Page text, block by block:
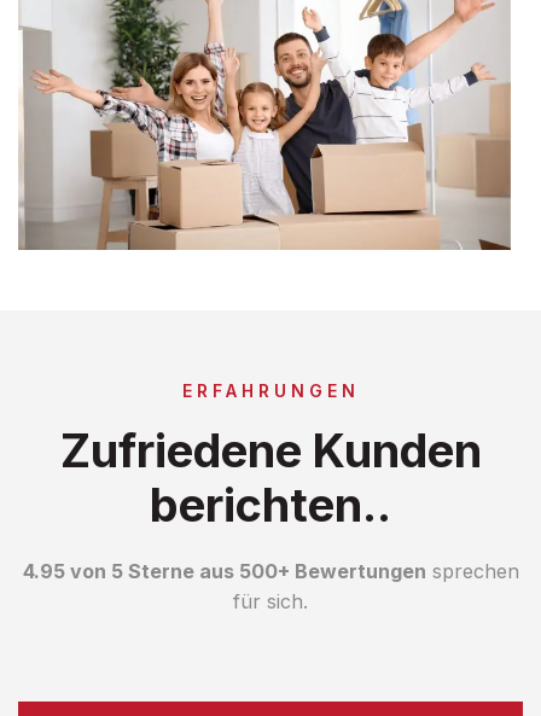
ERFAHRUNGEN
Zufriedene Kunden
berichten..
4.95 von 5 Sterne aus 500+ Bewertungen sprechen
für sich.